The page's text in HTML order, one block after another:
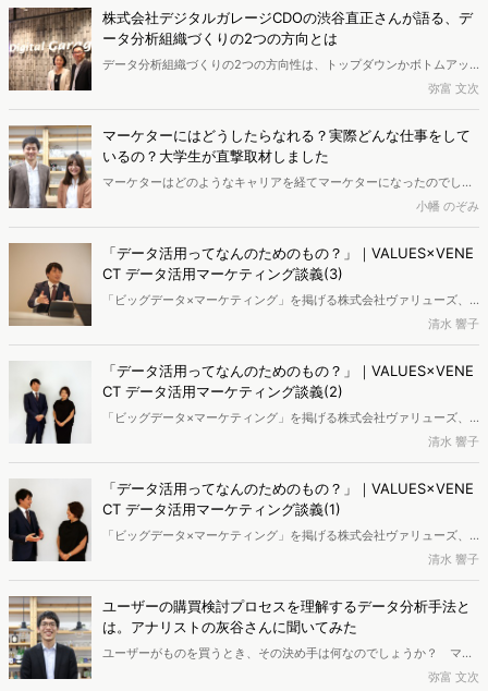
生・おばたがインタビューしていく連載の第二回です。今回は、マー
ケティングリサーチ＆コンサルティングの会社「ヴァリューズ」で働
く岩村さんにお話しを聞きました。
株式会社デジタルガレージCDOの渋谷直正さんが語る、デ
ータ分析組織づくりの2つの方向とは
データ分析組織づくりの2つの方向性は、トップダウンかボトムアッ
プか。日本航空（JAL）にて10年間データ分析に携わり、現在は株式
会社デジタルガレージにてCDO（チーフ・データ・オフィサー）を務
める渋谷直正さんが語ります。
弥富 文次
マーケターにはどうしたらなれる？実際どんな仕事をして
いるの？大学生が直撃取材しました
マーケターはどのようなキャリアを経てマーケターになったのでしょ
うか？ そして実際どんな仕事をしているのでしょうか。学生から見
たら詳しくは分からないことも多い「マーケター」に、現役の大学
生・おばたがインタビューしていく連載を始めます。今回は、マーケ
ティングリサーチ＆コンサルティングの会社「ヴァリューズ」で働く
とらさんにお話しを聞きました。
小幡 のぞみ
「データ活用ってなんのためのもの？」｜VALUES×VENE
CT データ活用マーケティング談義(3)
「ビッグデータ×マーケティング」を掲げる株式会社ヴァリューズ、
「データドリブンマーケティング」を掲げるヴェネクト株式会社。マ
ーケティングでのデータ活用が注目されるなか、国内有数のデータ分
析手法を持つ両社のキーマン同士の対談が実現。最終回の第3回は顧
客のインサイトをもとにマーケティング戦略を設計するメソッドにつ
いてうかがいました。
清水 響子
「データ活用ってなんのためのもの？」｜VALUES×VENE
CT データ活用マーケティング談義(2)
「ビッグデータ×マーケティング」を掲げる株式会社ヴァリューズ、
「データドリブンマーケティング」を掲げるヴェネクト株式会社。マ
ーケティングでのデータ活用が注目されるなか、国内有数のデータ分
析手法を持つ両社のキーマン同士の対談が実現。第2回はマーケティ
ングフェイズごとにどのようなデータを活用されているのか、具体的
な事例をもとに対談が進みます。
清水 響子
「データ活用ってなんのためのもの？」｜VALUES×VENE
CT データ活用マーケティング談義(1)
「ビッグデータ×マーケティング」を掲げる株式会社ヴァリューズ、
「データドリブンマーケティング」を掲げるヴェネクト株式会社。マ
ーケティングでのデータ活用が注目されるなか、国内有数のデータ分
析手法を持つ両社のキーマン同士の対談が実現しました。
清水 響子
ユーザーの購買検討プロセスを理解するデータ分析手法と
は。アナリストの灰谷さんに聞いてみた
ユーザーがものを買うとき、その決め手は何なのでしょうか？ マー
ケティング担当者にとってそれは常に注視すべきポイントのはず。ユ
弥富 文次